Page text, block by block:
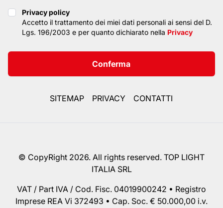
Privacy policy
Privacy policy
Accetto il trattamento dei miei dati personali ai sensi del D.
Lgs. 196/2003 e per quanto dichiarato nella Privacy
Conferma
SITEMAP PRIVACY CONTATTI
© CopyRight 2026. All rights reserved. TOP LIGHT
ITALIA SRL
VAT / Part IVA / Cod. Fisc. 04019900242 • Registro
Imprese REA Vi 372493 • Cap. Soc. € 50.000,00 i.v.